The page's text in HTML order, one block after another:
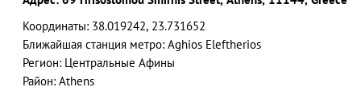
Координаты: 38.019242, 23.731652
Ближайшая станция метро: Aghios Eleftherios
Регион: Центральные Афины
Район: Athens